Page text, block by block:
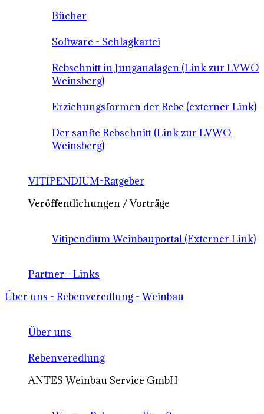
Bücher
Software - Schlagkartei
Rebschnitt in Junganalagen (Link zur LVWO
Weinsberg)
Erziehungsformen der Rebe (externer Link)
Der sanfte Rebschnitt (Link zur LVWO
Weinsberg)
VITIPENDIUM-Ratgeber
Veröffentlichungen / Vorträge
Vitipendium Weinbauportal (Externer Link)
Partner - Links
Über uns - Rebenveredlung - Weinbau
Über uns
Rebenveredlung
ANTES Weinbau Service GmbH